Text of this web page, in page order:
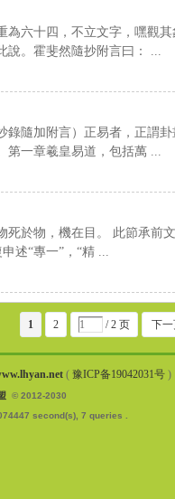
為六十四，不立文字，嘿觀其
說。霍斐然隨抄附言曰： ...
隨加附言）正易者，正謂卦
第一章羲皇易道，包括萬 ...
死於物，機在目。 此節承前文
述“專一”，“精 ...
1 2 / 2 页 下
( 豫ICP备19042031号 )
© 2012-2030
second(s), 7 queries .